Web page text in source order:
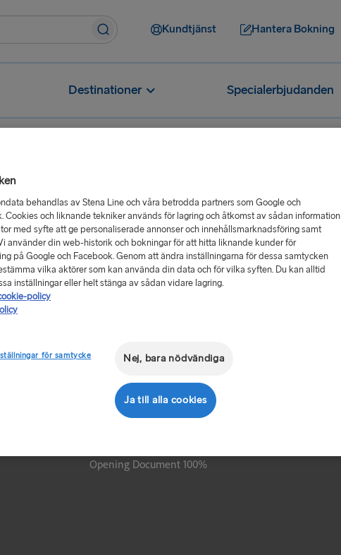
Kundtjänst Hantera Bokning
Destinationer Specialerbjudanden
genom att klicka på denna länken.
behandlas av Stena Line och våra betrodda partners som Google och
Cookies och liknande tekniker används för lagring och åtkomst av sådan information
med syfte att ge personaliserade annonser och innehållsmarknadsföring samt
använder din web-historik och bokningar för att hitta liknande kunder för
på Google och Facebook. Genom att ändra inställningarna för dessa samtycken
vilka aktörer som kan använda din data och för vilka syften. Du kan alltid
inställningar eller helt stänga av sådan vidare lagring.
policy
för samtycke Nej, bara nödvändiga
Ja till alla cookies